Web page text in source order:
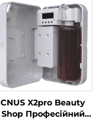
CNUS X2pro Beauty
Shop Професійний